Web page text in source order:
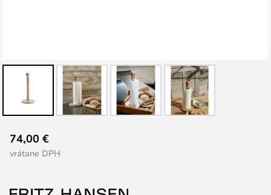
na
začiatok
obrázkov
74,00 €
vrátane DPH